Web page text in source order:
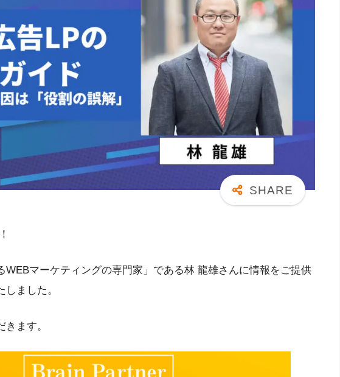
WEBマーケティングの専門家」である林 龍雄さんに情報をご提供
ました。
ます。